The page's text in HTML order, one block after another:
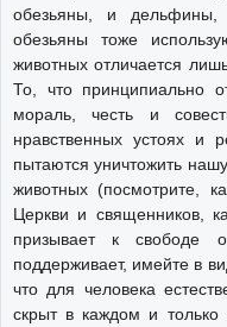
обезьяны, и дельфины,
обезьяны тоже
животных отличается
То, что принципиально
мораль, честь и
нравственных устоях
пытаются уничтожить
животных (посмотрите,
Церкви и священников,
призывает к свободе
поддерживает, имейте в
что для человека
скрыт в каждом и только